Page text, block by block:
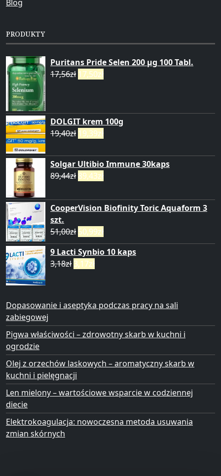
Blog
PRODUKTY
Puritans Pride Selen 200 µg 100 Tabl.
17,56zł 17,50zł
DOLGIT krem 100g
19,40zł 19,39zł
Solgar Ultibio Immune 30kaps
89,44zł 89,43zł
CooperVision Biofinity Toric Aquaform 3
szt.
51,00zł 50,99zł
9 Lacti Synbio 10 kaps
3,18zł 3,17zł
Dopasowanie i aseptyka podczas pracy na sali
zabiegowej
Pigwa właściwości – zdrowotny skarb w kuchni i
ogrodzie
Olej z orzechów laskowych – aromatyczny skarb w
kuchni i pielęgnacji
Len mielony – wartościowe wsparcie w codziennej
diecie
Elektrokoagulacja: nowoczesna metoda usuwania
zmian skórnych